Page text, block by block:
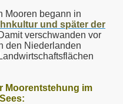
Mooren begann in
und später der
verschwanden vor
den Niederlanden
Moorentstehung im